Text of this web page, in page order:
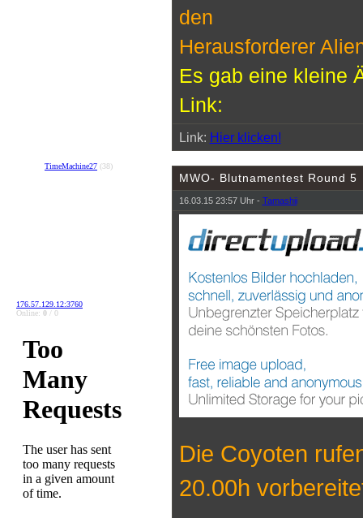
TimeMachine27 (38)
176.57.129.12:3760
Online: 0 / 0
den
Herausforderer
Es gab eine kleine
Link:
Link: Hier klicken!
MWO- Blutnamentest Round 5
16.03.15 23:57 Uhr - Tamashii
Die Coyoten
20.00h